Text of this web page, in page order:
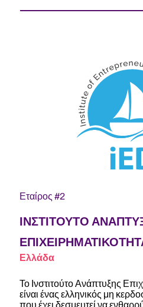
Εταίρος #2
ΙΝΣΤΙΤΟΥΤΟ
Ελλάδα
Το Ινστιτούτο Ανάπτυξης
είναι ένας ελληνικός μη
που έχει δεσμευτεί να